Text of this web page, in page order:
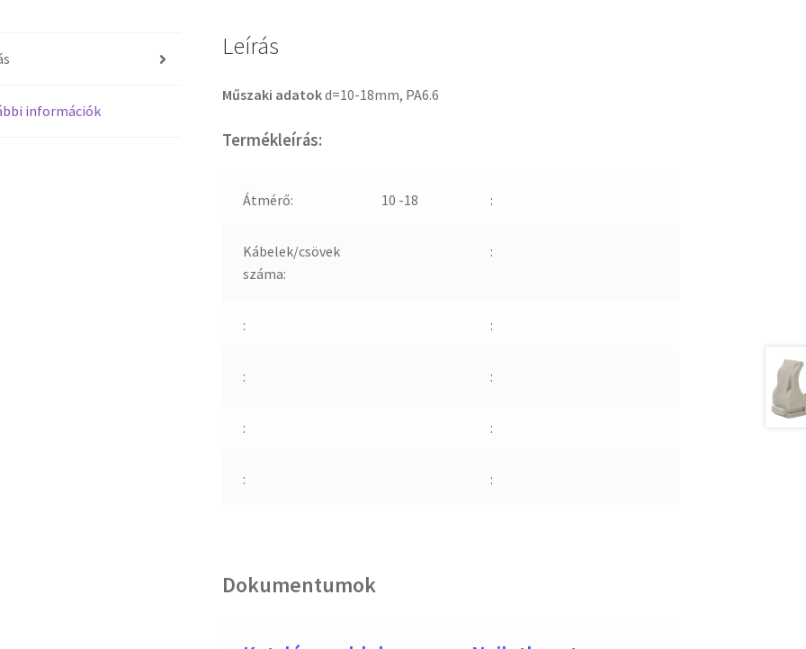
információk
Leírás
Műszaki adatokd=10-18mm, PA6.6
Termékleírás:
Átmérő: 10 -18 :
Kábelek/csövek
száma:
:
: :
: :
: :
: :
Dokumentumok